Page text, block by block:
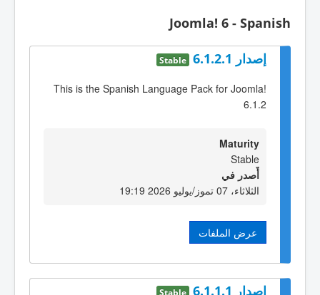
Joomla! 6 - Spanish
إصدار 6.1.2.1 Stable
This is the Spanish Language Pack for Joomla!
6.1.2
Maturity
Stable
أٌصدر في
الثلاثاء، 07 تموز/يوليو 2026 19:19
عرض الملفات
إصدار 6.1.1.1 Stable